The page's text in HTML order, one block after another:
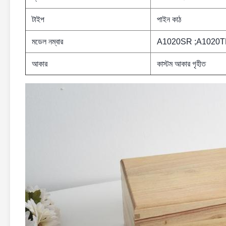
টাইপ পাইন কাঠ
মডেল নম্বার A1020SR
আকার কাস্টম আকার গৃহীত